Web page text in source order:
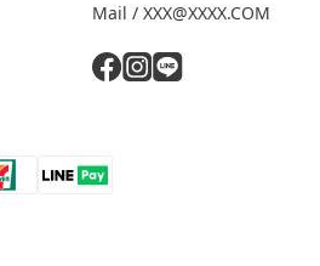
Mail / XXX@XXXX.COM